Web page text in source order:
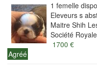
1 femelle
Eleveurs s
Maitre Shih
Société
1700 €
Agréé